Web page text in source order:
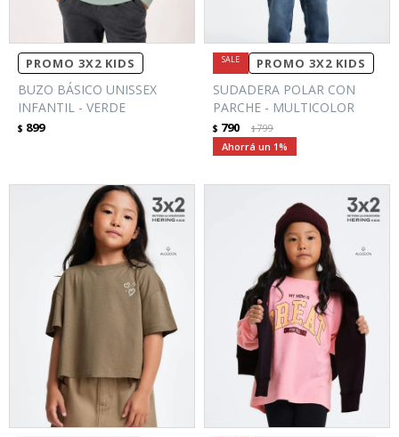
PROMO 3X2 KIDS
BUZO BÁSICO UNISSEX
INFANTIL - VERDE
$ 899
PROMO 3X2 KIDS
SUDADERA POLAR CON
PARCHE - MULTICOLOR
$ 790 $799
1